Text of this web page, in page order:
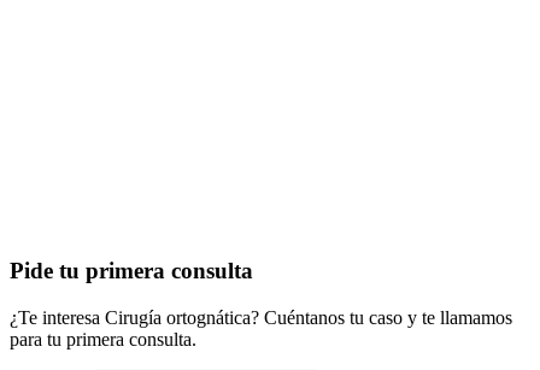
Pide tu primera consulta
¿Te interesa Cirugía ortognática? Cuéntanos tu caso y te llamamos
para tu primera consulta.